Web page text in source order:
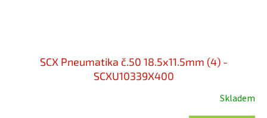
SCX Pneumatika č.50 18.5x11.5mm (4) -
SCXU10339X400
Skladem